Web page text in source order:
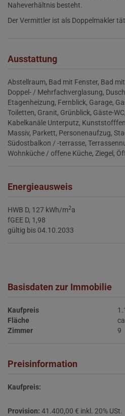
Naheverhältnis besteht.
Der Vermittler ist als Doppelmakler
Ausstattung
Abstellraum Bad mit Fenster Bad
Doppel- / Mehrfachverglasung
Etagenheizung Fernblick Garage
Toiletten Granit Grünblick Gäste-WC
Kabelkanäle Unterputz
Massiv Parkett Personenaufzug
Südostbalkon / -terrasse
Wohnküche / offene Küche Ziegel
Energieausweis
HWB D, 127 kWh/m2a
fGEE D, 1,98
gültig bis 04.10.2033
Basisdaten zur Immobilie
Kaufpreis
Fläche
Zimmer 9
Preisinformation
Kaufpreis:
Provision: 41.400,00 € inkl. 20% USt.